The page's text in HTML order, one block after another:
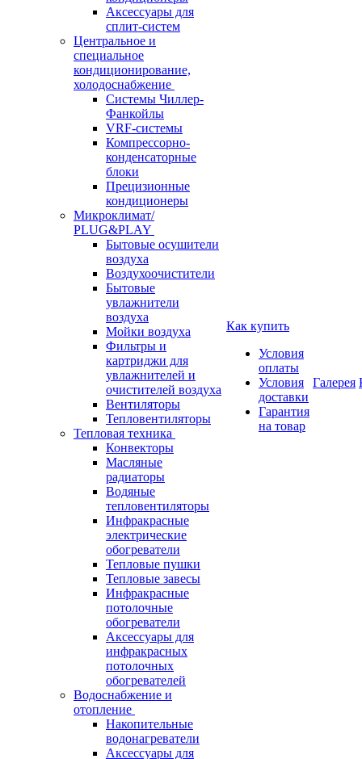
Аксессуары для
сплит-систем
Центральное и
специальное
кондиционирование,
холодоснабжение
Системы Чиллер-
Фанкойлы
VRF-системы
Компрессорно-
конденсаторные
блоки
Прецизионные
кондиционеры
Микроклимат/
PLUG&PLAY
Бытовые осушители
воздуха
Воздухоочистители
Бытовые
увлажнители
воздуха
Мойки воздуха
Фильтры и
картриджи для
увлажнителей и
очистителей воздуха
Вентиляторы
Тепловентиляторы
Тепловая техника
Конвекторы
Масляные
радиаторы
Водяные
тепловентиляторы
Инфракрасные
электрические
обогреватели
Тепловые пушки
Тепловые завесы
Инфракрасные
потолочные
обогреватели
Аксессуары для
инфракрасных
потолочных
обогревателей
Водоснабжение и
отопление
Накопительные
водонагреватели
Аксессуары для
Как купить
Условия
оплаты
Условия
доставки
Гарантия
на товар
Галерея